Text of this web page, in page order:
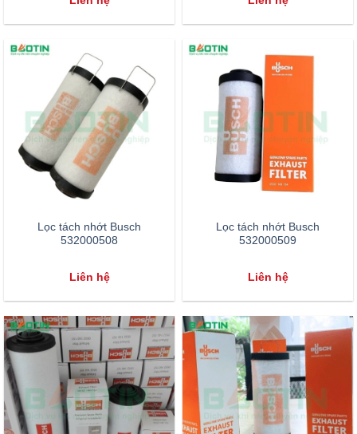
Lọc tách nhớt Busch
532000508
Liên hệ
Lọc tách nhớt Busch
532000509
Liên hệ